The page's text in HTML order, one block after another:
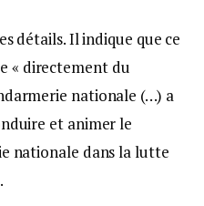
détails. Il indique que ce
« directement du
nationale (…) a
et animer le
nationale dans la lutte